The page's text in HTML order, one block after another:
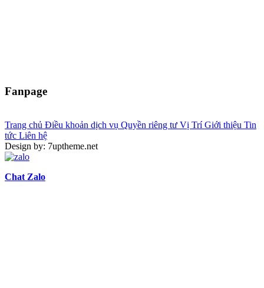
Fanpage
Trang chủ Điều khoản dịch vụ Quyền riêng tư Vị Trí Giới thiệu Tin
tức Liên hệ
Design by: 7uptheme.net
Chat Zalo